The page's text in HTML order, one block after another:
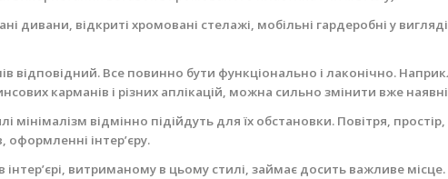
відкриті хромовані стелажі, мобільні гардеробні у
відповідний. Все повинно бути функціонально і лаконічно.
карманів і різних аплікацій, можна сильно змінити вже
мінімалізм відмінно підійдуть для їх обстановки. Повітря,
оформленні інтер’єру.
витриманому в цьому стилі, займає досить важливе місце.